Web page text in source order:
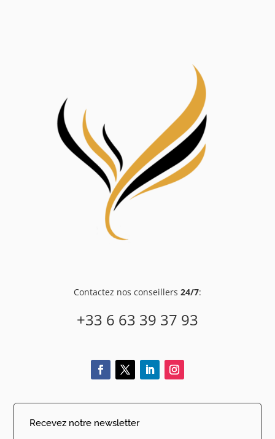
Contactez nos conseillers 24/7:
+33 6 63 39 37 93
Recevez notre newsletter